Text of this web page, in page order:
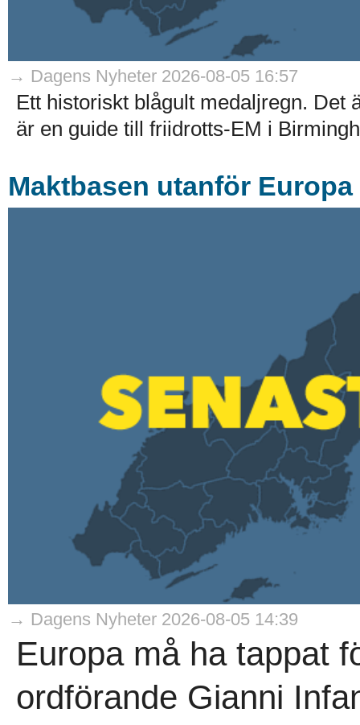
→ Dagens Nyheter 2026-08-05 16:57
Ett historiskt blågult medaljregn. Det
är en guide till friidrotts-EM i
Maktbasen utanför
→ Dagens Nyheter 2026-08-05 14:39
Europa må ha tappat
ordförande Gianni